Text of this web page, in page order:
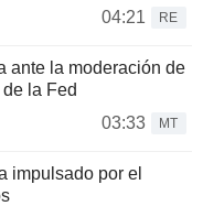
04:21
RE
ante la moderación de
la Fed
03:33
MT
impulsado por el